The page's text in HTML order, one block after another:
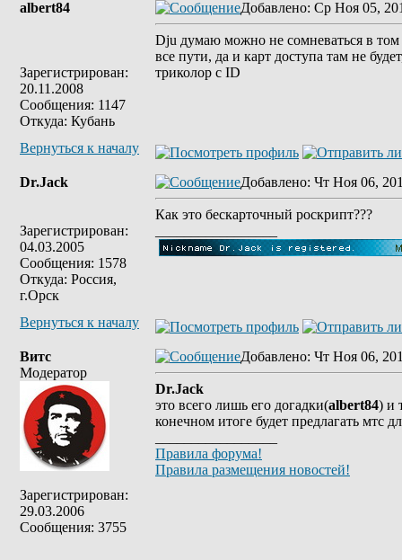
albert84
Зарегистрирован:
20.11.2008
Сообщения: 1147
Откуда: Кубань
Добавлено: Ср Ноя 05,
Dju думаю можно не сомневаться в том
все пути, да и карт доступа там не
триколор с ID
Вернуться к началу
Dr.Jack
Зарегистрирован:
04.03.2005
Сообщения: 1578
Откуда: Россия,
г.Орск
Добавлено: Чт Ноя 06,
Как это бескарточный роскрипт???
Вернуться к началу
Витс
Модератор
Зарегистрирован:
29.03.2006
Сообщения: 3755
Добавлено: Чт Ноя 06,
Dr.Jack
это всего лишь его догадки(albert84) и
конечном итоге будет предлагать мтс
Правила форума!
Правила размещения новостей!